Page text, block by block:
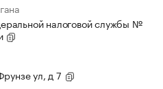
налоговой службы №
ул, д 7